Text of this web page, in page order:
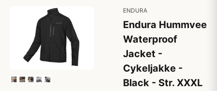
ENDURA
Endura Hummvee
Waterproof
Jacket -
Cykeljakke -
Black - Str. XXXL